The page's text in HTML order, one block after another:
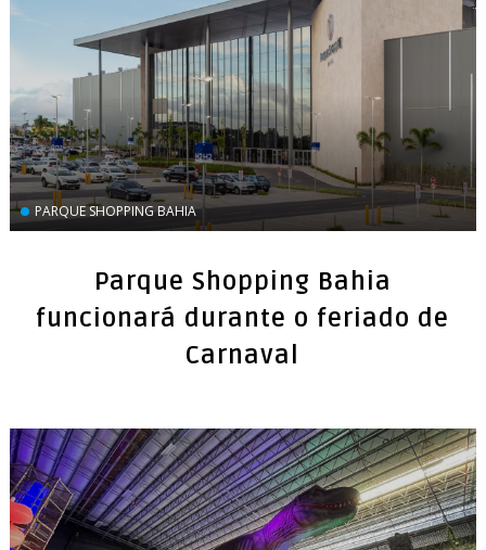
PARQUE SHOPPING BAHIA
Parque Shopping Bahia
funcionará durante o feriado de
Carnaval